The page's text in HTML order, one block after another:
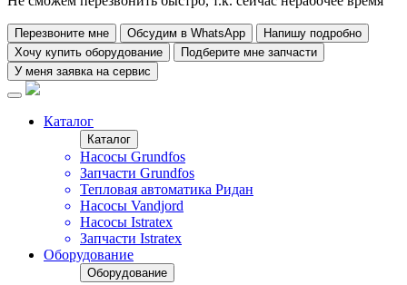
Перезвоните мне Обсудим в WhatsApp
Напишу подробно
Хочу купить оборудование
Подберите мне запчасти
У меня заявка на сервис
Каталог
Каталог
Насосы Grundfos
Запчасти Grundfos
Тепловая автоматика Ридан
Насосы Vandjord
Насосы Istratex
Запчасти Istratex
Оборудование
Оборудование